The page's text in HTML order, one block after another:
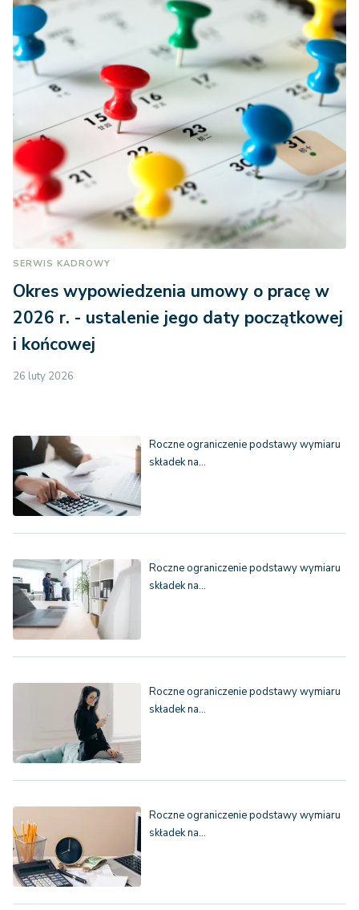
SERWIS KADROWY
Okres wypowiedzenia umowy o pracę w
2026 r. - ustalenie jego daty początkowej
i końcowej
26 luty 2026
Roczne ograniczenie podstawy wymiaru
składek na…
Roczne ograniczenie podstawy wymiaru
składek na…
Roczne ograniczenie podstawy wymiaru
składek na…
Roczne ograniczenie podstawy wymiaru
składek na…